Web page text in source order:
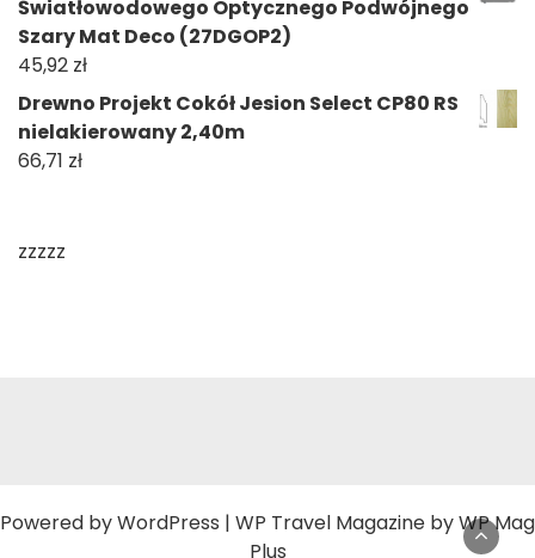
Światłowodowego Optycznego Podwójnego
Szary Mat Deco (27DGOP2)
45,92 zł
Drewno Projekt Cokół Jesion Select CP80 RS
nielakierowany 2,40m
66,71 zł
zzzzz
Powered byWordPress | WP Travel Magazine by WP Mag
Plus